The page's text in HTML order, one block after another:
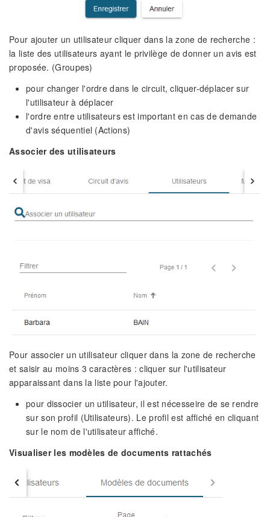
Pour ajouter un utilisateur cliquer dans la zone de recherche :
la liste des utilisateurs ayant le privilège de donner un avis est
proposée. (Groupes)
pour changer l'ordre dans le circuit, cliquer-déplacer sur
l'utilisateur à déplacer
l'ordre entre utilisateurs est important en cas de demande
d'avis séquentiel (Actions)
Associer des utilisateurs
Pour associer un utilisateur cliquer dans la zone de recherche
et saisir au moins 3 caractères : cliquer sur l'utilisateur
apparaissant dans la liste pour l'ajouter.
pour dissocier un utilisateur, il est nécesseire de se rendre
sur son profil (Utilisateurs). Le profil est affiché en cliquant
sur le nom de l'utilisateur affiché.
Visualiser les modèles de documents rattachés